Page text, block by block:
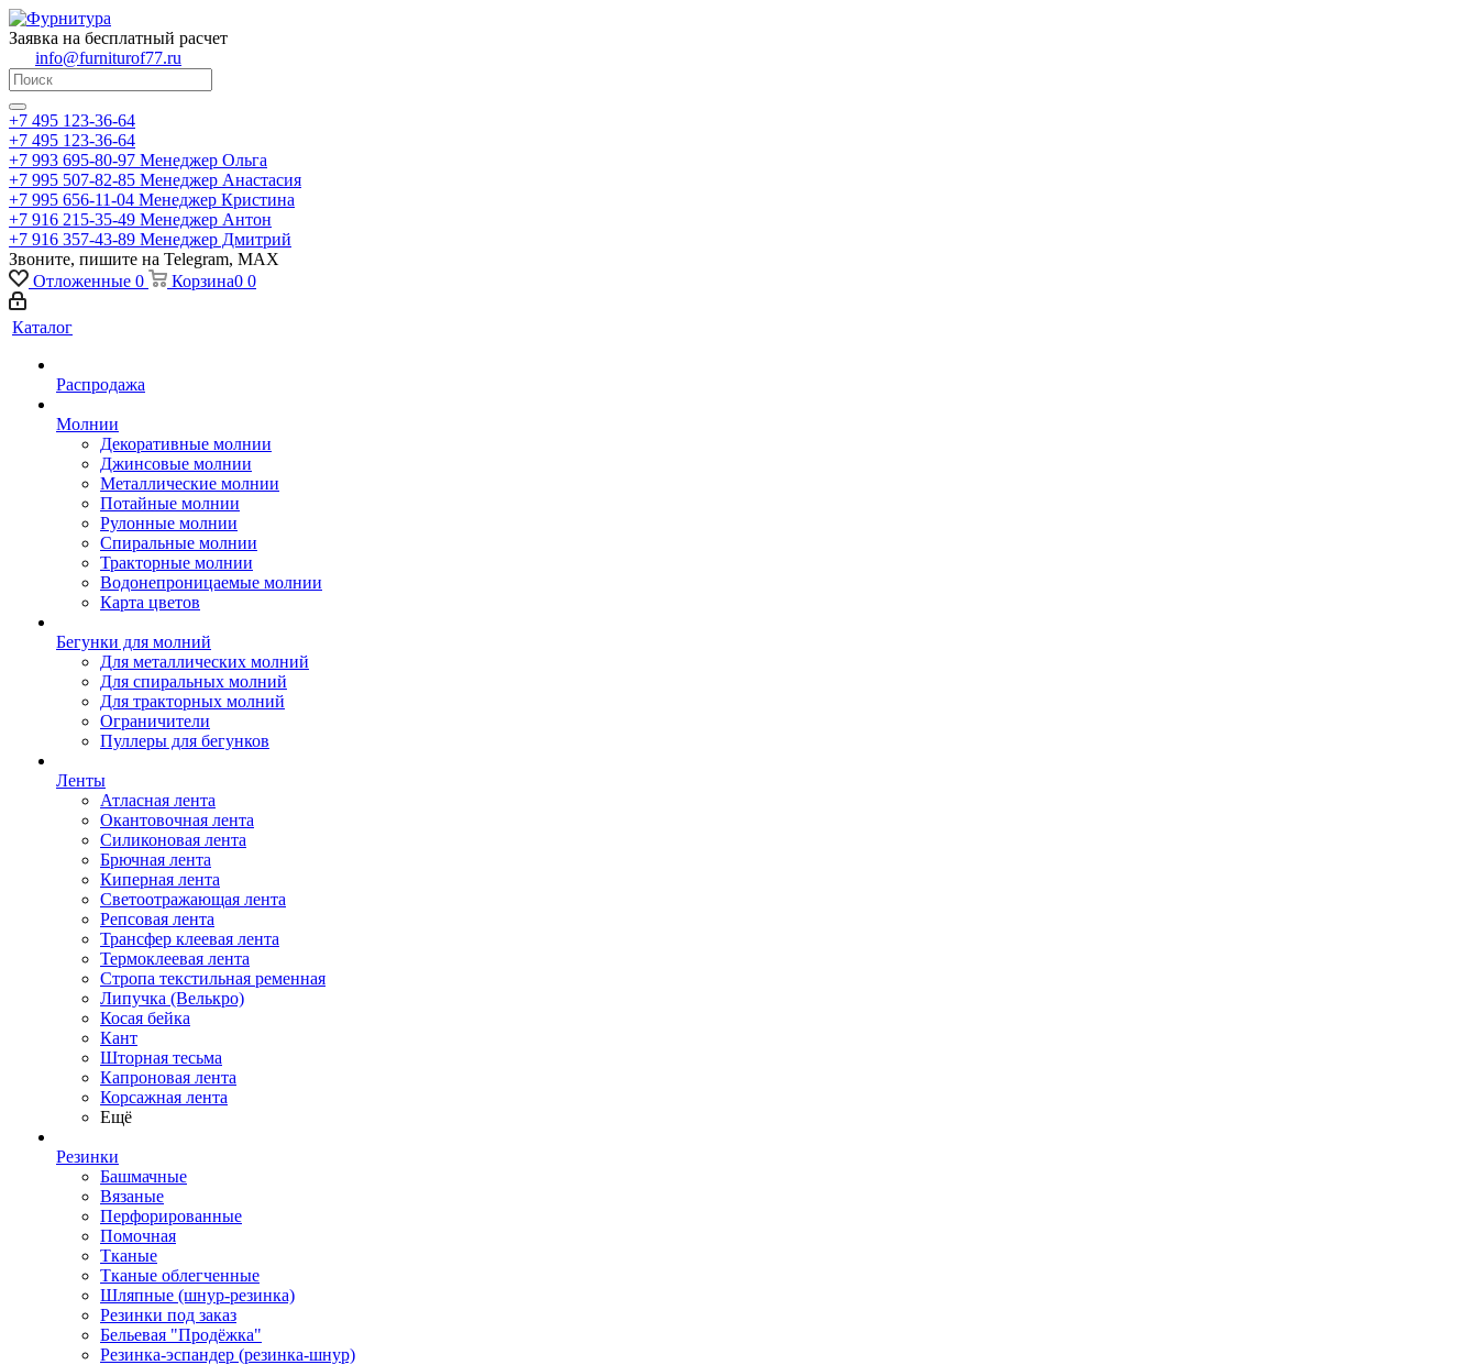
Заявка на бесплатный расчет
info@furniturof77.ru
+7 495 123-36-64
+7 495 123-36-64
+7 993 695-80-97 Менеджер Ольга
+7 995 507-82-85 Менеджер Анастасия
+7 995 656-11-04 Менеджер Кристина
+7 916 215-35-49 Менеджер Антон
+7 916 357-43-89 Менеджер Дмитрий
Звоните, пишите на Telegram, MAX
Отложенные 0 Корзина0 0
Каталог
Распродажа
Молнии
Декоративные молнии
Джинсовые молнии
Металлические молнии
Потайные молнии
Рулонные молнии
Спиральные молнии
Тракторные молнии
Водонепроницаемые молнии
Карта цветов
Бегунки для молний
Для металлических молний
Для спиральных молний
Для тракторных молний
Ограничители
Пуллеры для бегунков
Ленты
Атласная лента
Окантовочная лента
Силиконовая лента
Брючная лента
Киперная лента
Светоотражающая лента
Репсовая лента
Трансфер клеевая лента
Термоклеевая лента
Стропа текстильная ременная
Липучка (Велькро)
Косая бейка
Кант
Шторная тесьма
Капроновая лента
Корсажная лента
Ещё
Резинки
Башмачные
Вязаные
Перфорированные
Помочная
Тканые
Тканые облегченные
Шляпные (шнур-резинка)
Резинки под заказ
Бельевая "Продёжка"
Резинка-эспандер (резинка-шнур)